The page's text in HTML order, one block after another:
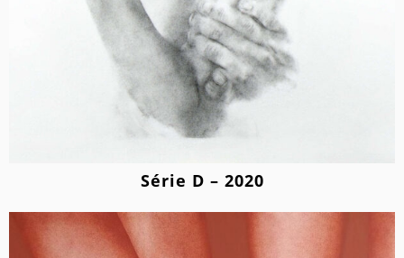
Série D – 2020